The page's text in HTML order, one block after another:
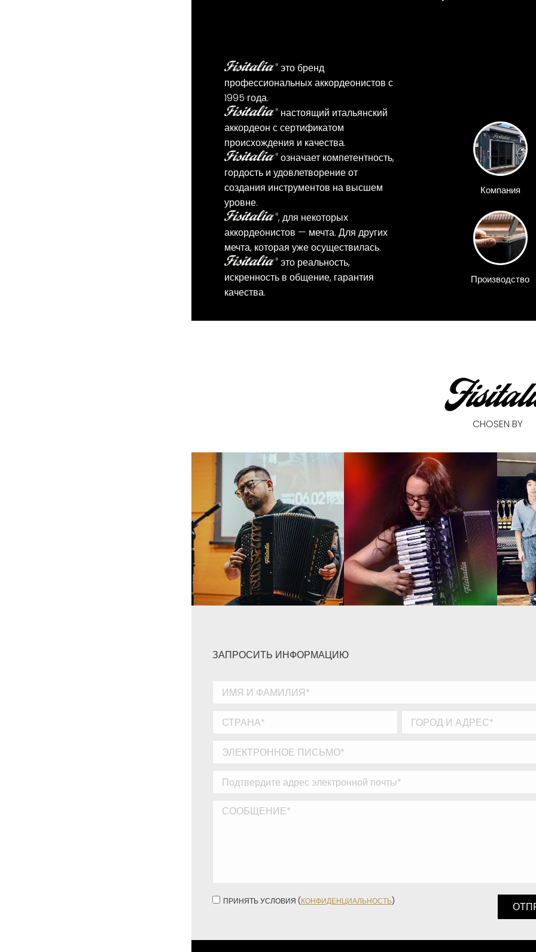
это бренд
профессиональных аккордеонистов с
1995 года.
настоящий итальянский
аккордеон с сертификатом
происхождения и качества.
означает компетентность,
гордость и удовлетворение от
создания инструментов на высшем
уровне.
, для некоторых
аккордеонистов — мечта. Для других
мечта, которая уже осуществилась.
это реальность,
искренность в общение, гарантия
качества.
Компания
Производство
CHOSEN BY
ЗАПРОСИТЬ ИНФОРМАЦИЮ
ПРИНЯТЬ УСЛОВИЯ (КОНФИДЕНЦИАЛЬНОСТЬ)